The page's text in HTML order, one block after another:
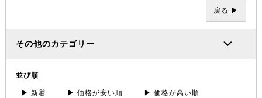
戻る ▶
その他のカテゴリー
並び順
▶ 新着 ▶ 価格が安い順 ▶ 価格が高い順